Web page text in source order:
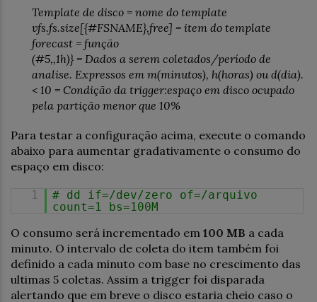
Template de disco = nome do template
vfs.fs.size[{#FSNAME},free] = item do template
forecast = função
(#5,,1h)} = Dados a serem coletados/período de
analise. Expressos em m(minutos), h(horas) ou d(dia).
< 10 = Condição da trigger:espaço em disco ocupado
pela partição menor que 10%
Para testar a configuração acima, execute o comando
abaixo para aumentar gradativamente o consumo do
espaço em disco:
1
# dd if=/dev/zero of=/arquivo
count=1 bs=100M
O consumo será incrementado em 100 MB a cada
minuto. O intervalo de coleta do item também foi
definido a cada minuto com base no crescimento das
ultimas 5 coletas. Assim a trigger foi disparada
alertando que em breve o disco estaria cheio caso o